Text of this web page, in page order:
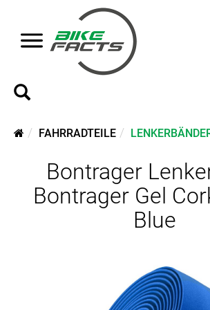
FAHRRADTEILE
Bontrager
Bontrager Gel
Blue